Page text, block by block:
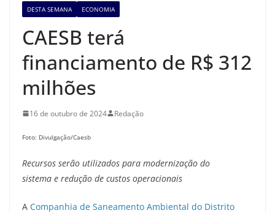
DESTA SEMANA ECONOMIA
CAESB terá
financiamento de R$ 312
milhões
16 de outubro de 2024 Redação
Foto: Divulgação/Caesb
Recursos serão utilizados para modernização do
sistema e redução de custos operacionais
A Companhia de Saneamento Ambiental do Distrito